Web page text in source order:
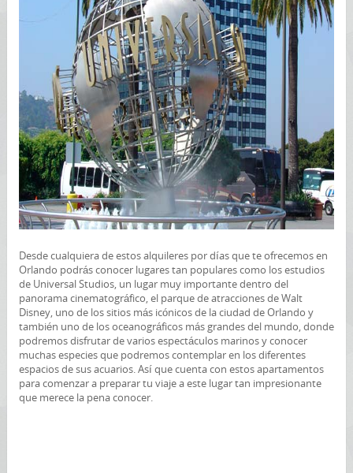
Desde cualquiera de estos alquileres por días que te ofrecemos en
Orlando podrás conocer lugares tan populares como los estudios
de Universal Studios, un lugar muy importante dentro del
panorama cinematográfico, el parque de atracciones de Walt
Disney, uno de los sitios más icónicos de la ciudad de Orlando y
también uno de los oceanográficos más grandes del mundo, donde
podremos disfrutar de varios espectáculos marinos y conocer
muchas especies que podremos contemplar en los diferentes
espacios de sus acuarios. Así que cuenta con estos apartamentos
para comenzar a preparar tu viaje a este lugar tan impresionante
que merece la pena conocer.